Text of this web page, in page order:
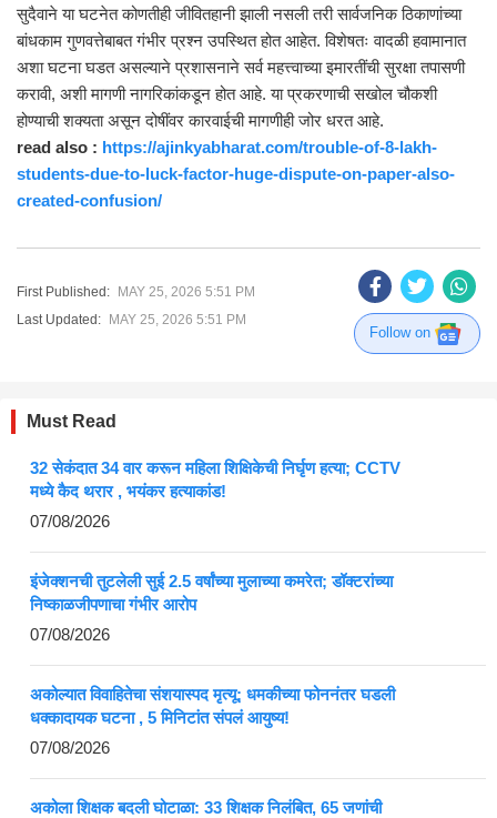
सुदैवाने या घटनेत कोणतीही जीवितहानी झाली नसली तरी सार्वजनिक ठिकाणांच्या
बांधकाम गुणवत्तेबाबत गंभीर प्रश्न उपस्थित होत आहेत. विशेषतः वादळी हवामानात
अशा घटना घडत असल्याने प्रशासनाने सर्व महत्त्वाच्या इमारतींची सुरक्षा तपासणी
करावी, अशी मागणी नागरिकांकडून होत आहे. या प्रकरणाची सखोल चौकशी
होण्याची शक्यता असून दोषींवर कारवाईची मागणीही जोर धरत आहे.
read also : https://ajinkyabharat.com/trouble-of-8-lakh-
students-due-to-luck-factor-huge-dispute-on-paper-also-
created-confusion/
First Published: MAY 25, 2026 5:51 PM
Last Updated: MAY 25, 2026 5:51 PM
Follow on
Must Read
32 सेकंदात 34 वार करून महिला शिक्षिकेची निर्घृण हत्या; CCTV
मध्ये कैद थरार , भयंकर हत्याकांड!
07/08/2026
इंजेक्शनची तुटलेली सुई 2.5 वर्षांच्या मुलाच्या कमरेत; डॉक्टरांच्या
निष्काळजीपणाचा गंभीर आरोप
07/08/2026
अकोल्यात विवाहितेचा संशयास्पद मृत्यू; धमकीच्या फोननंतर घडली
धक्कादायक घटना , 5 मिनिटांत संपलं आयुष्य!
07/08/2026
अकोला शिक्षक बदली घोटाळा: 33 शिक्षक निलंबित, 65 जणांची